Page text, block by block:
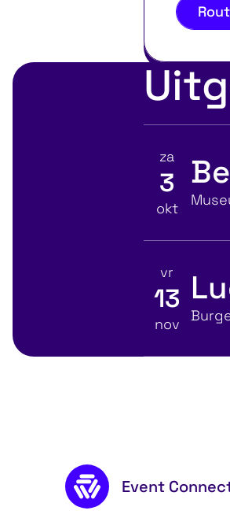
Bekijk
za
3
okt
Bekijk
vr
13
nov
Footer
Event